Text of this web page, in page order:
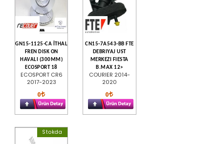
GN15-1125-CA İTHAL
FREN DISK ON
HAVALI (300MM)
ECOSPORT 18
ECOSPORT CR6
2017-2023
0
CN15-7A543-BB FTE
DEBRIYAJ UST
MERKEZI FIESTA
B.MAX 12>
COURIER 2014-
2020
0
Stokda